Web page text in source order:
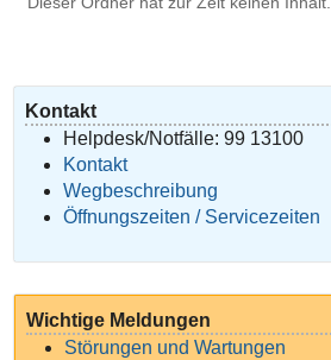
Kontakt
Helpdesk/Notfälle: 99 13100
Kontakt
Wegbeschreibung
Öffnungszeiten / Servicezeiten
Wichtige Meldungen
Störungen und Wartungen